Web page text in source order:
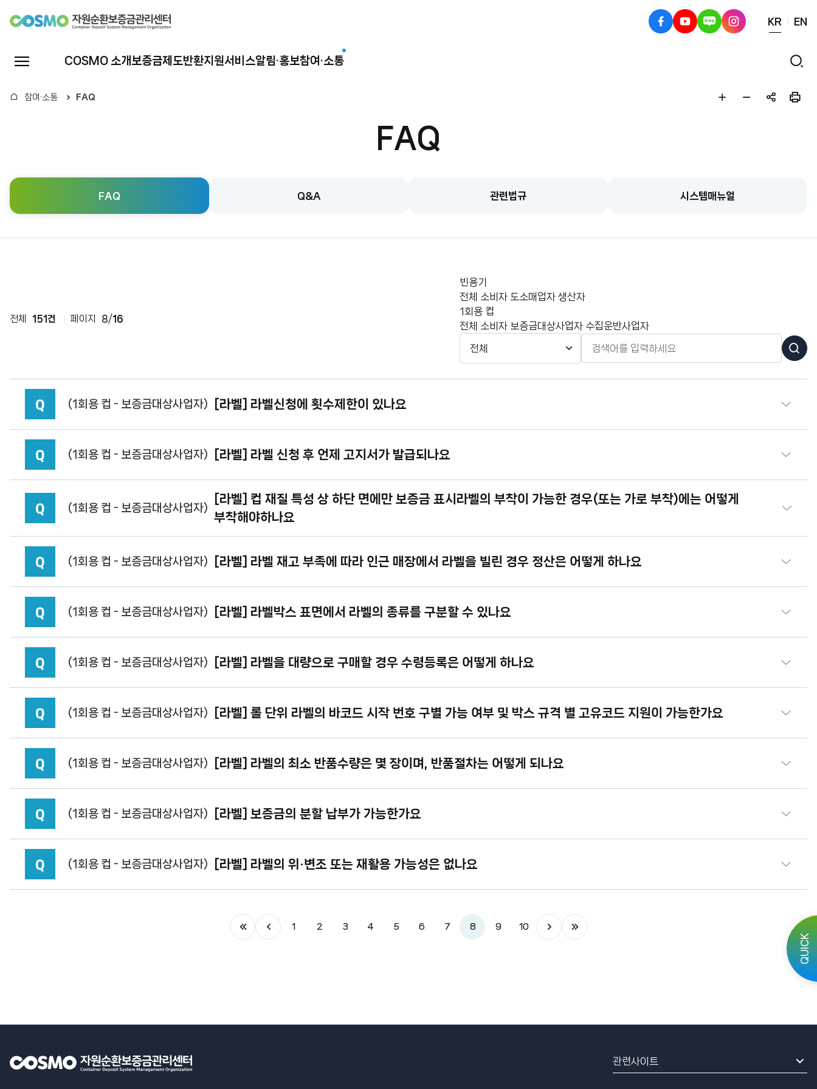
자
원
증
금
관
터
페
유
블
인
KR EN
COSMO 소개 보증금제도반환지원서비스알림·홍보참여·소통
전
뉴
검
홈참여·소통 FAQ
글
공
인
FAQ
FAQ Q&A 관련법규 시스템매뉴얼
전체 151건 페이지 8/16
빈
용
기
빈용기
전체
소비자 도소매업자 생산자
1
회
1회용 컵
전체
소비자 보증금대상사업자 수집운반사업자
Q (1회용 컵 - 보증금대상사업자) [라벨] 라벨신청에 횟수제한이 있나요
Q (1회용 컵 - 보증금대상사업자) [라벨] 라벨 신청 후 언제 고지서가 발급되나요
Q (1회용 컵 - 보증금대상사업자)
[라벨] 컵 재질 특성 상 하단 면에만 보증금 표시라벨의 부착이 가능한 경우(또는 가로 부착)에는 어떻게
부착해야하나요
Q (1회용 컵 - 보증금대상사업자) [라벨] 라벨 재고 부족에 따라 인근 매장에서 라벨을 빌린 경우 정산은 어떻게 하나요
Q (1회용 컵 - 보증금대상사업자) [라벨] 라벨박스 표면에서 라벨의 종류를 구분할 수 있나요
Q (1회용 컵 - 보증금대상사업자) [라벨] 라벨을 대량으로 구매할 경우 수령등록은 어떻게 하나요
Q (1회용 컵 - 보증금대상사업자) [라벨] 롤 단위 라벨의 바코드 시작 번호 구별 가능 여부 및 박스 규격 별 고유코드 지원이 가능한가요
Q (1회용 컵 - 보증금대상사업자) [라벨] 라벨의 최소 반품수량은 몇 장이며, 반품절차는 어떻게 되나요
Q (1회용 컵 - 보증금대상사업자) [라벨] 보증금의 분할 납부가 가능한가요
Q (1회용 컵 - 보증금대상사업자) [라벨] 라벨의 위·변조 또는 재활용 가능성은 없나요
1 2 3 4 5 6 7 8 9 10
QUICK
관련사이트